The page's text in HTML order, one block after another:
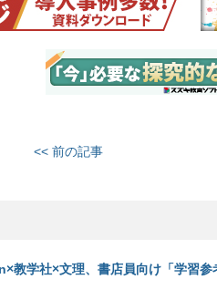
<< 前の記事
教学社×文理、書店員向け「学習